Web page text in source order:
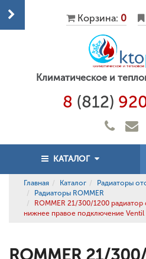
Корзина: 0
Климатическое и
8 (812)
КАТАЛОГ
Главная Каталог
Радиаторы
Радиаторы ROMMER
ROMMER 21/300/1200
нижнее правое подключение Ventil